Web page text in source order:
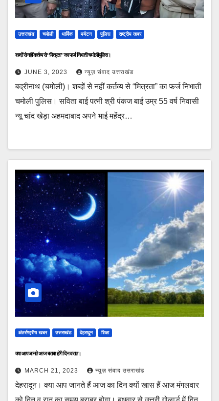
उत्तराखंड चमोली धार्मिक पर्यटन पुलिस राष्ट्रीय खबर
शब्दों से नहीं कर्तव्य से “मित्रता” का फर्ज निभाती चमोली पुलिस।
JUNE 3, 2023 न्यूज़ संवाद उत्तराखंड
बद्रीनाथ (चमोली)। शब्दों से नहीं कर्तव्य से “मित्रता” का फर्ज निभाती
चमोली पुलिस। सविता बाई पत्नी श्री पंकज बाई उम्र 55 वर्ष निवासी
न्यू चांद खेड़ा अहमदाबाद अपने भाई महेंद्र…
अंतर्राष्ट्रीय खबर उत्तराखंड देहरादून शिक्षा
क्या आप जानते आज बराबर होंगे दिन व रात।
MARCH 21, 2023 न्यूज़ संवाद उत्तराखंड
देहरादून। क्या आप जानते हैं आज का दिन क्यों खास हैं आज मंगलवार